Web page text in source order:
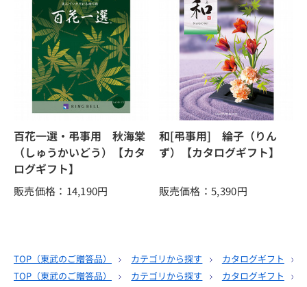
百花一選・弔事用 秋海棠
（しゅうかいどう）【カタ
ログギフト】
販売価格：14,190円
和[弔事用] 綸子（りん
ず）【カタログギフト】
販売価格：5,390円
TOP（東武のご贈答品） カテゴリから探す カタログギフト
TOP（東武のご贈答品） カテゴリから探す カタログギフト